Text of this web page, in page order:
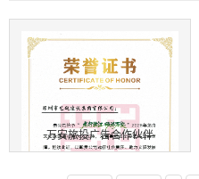
万安旅投广告合作伙伴